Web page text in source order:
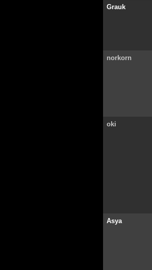
Grauk
norkorn
oki
Asya